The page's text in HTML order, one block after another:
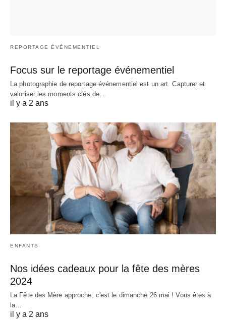
REPORTAGE ÉVÉNEMENTIEL
Focus sur le reportage événementiel
La photographie de reportage événementiel est un art. Capturer et
valoriser les moments clés de…
il y a 2 ans
ENFANTS
Nos idées cadeaux pour la fête des mères
2024
La Fête des Mère approche, c'est le dimanche 26 mai ! Vous êtes à
la…
il y a 2 ans